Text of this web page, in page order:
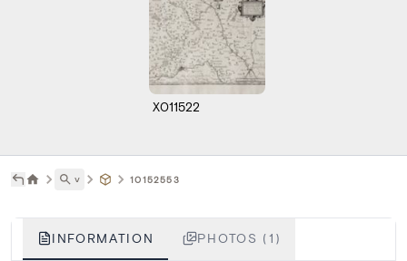
X011522
˅ 10152553
INFORMATION PHOTOS (1)